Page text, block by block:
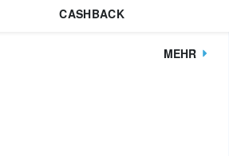
CASHBACK
MEHR